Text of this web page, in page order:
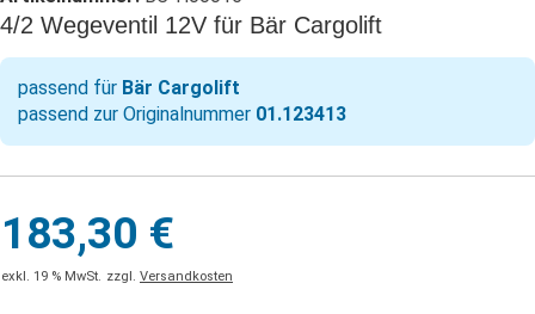
4/2 Wegeventil 12V für Bär Cargolift
passend für Bär Cargolift
passend zur Originalnummer 01.123413
183,30 €
exkl. 19 % MwSt. zzgl. Versandkosten